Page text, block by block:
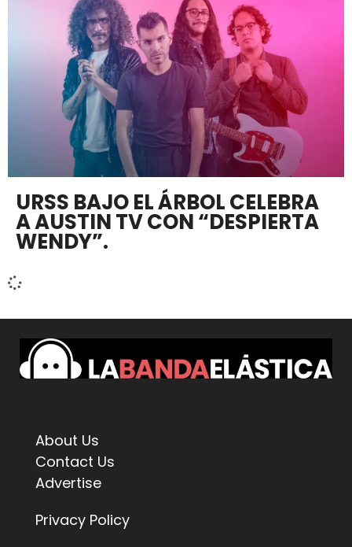
URSS BAJO EL ÁRBOL CELEBRA
A AUSTIN TV CON “DESPIERTA
WENDY”.
About Us
Contact Us
Advertise
Privacy Policy